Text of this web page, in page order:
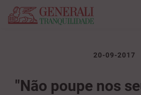
20-09-2017
"Não poupe nos